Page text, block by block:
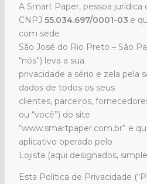
A Smart Paper, pessoa jurídica
CNPJ 55.034.697/0001-03.e
com sede
São José do Rio Preto – São
“nós”) leva a sua
privacidade a sério e zela pela
dados de todos os seus
clientes, parceiros,
ou “você”) do site
“www.smartpaper.com.br” e
aplicativo operado pelo
Lojista (aqui designados,
Esta Política de Privacidade